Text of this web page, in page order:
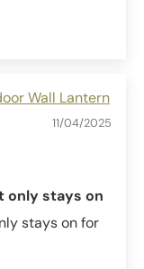
Wall Lantern
11/04/2025
only stays on
stays on for